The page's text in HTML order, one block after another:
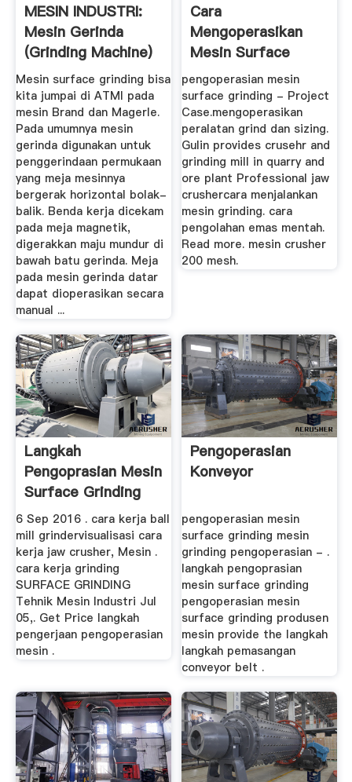
MESIN INDUSTRI:
Mesin Gerinda
(Grinding Machine)
Mesin surface grinding bisa
kita jumpai di ATMI pada
mesin Brand dan Magerle.
Pada umumnya mesin
gerinda digunakan untuk
penggerindaan permukaan
yang meja mesinnya
bergerak horizontal bolak-
balik. Benda kerja dicekam
pada meja magnetik,
digerakkan maju mundur di
bawah batu gerinda. Meja
pada mesin gerinda datar
dapat dioperasikan secara
manual ...
Cara
Mengoperasikan
Mesin Surface
Grinding
pengoperasian mesin
surface grinding - Project
Case.mengoperasikan
peralatan grind dan sizing.
Gulin provides crusehr and
grinding mill in quarry and
ore plant Professional jaw
crushercara menjalankan
mesin grinding. cara
pengolahan emas mentah.
Read more. mesin crusher
200 mesh.
Langkah
Pengoprasian Mesin
Surface Grinding
6 Sep 2016 . cara kerja ball
mill grindervisualisasi cara
kerja jaw crusher, Mesin .
cara kerja grinding
SURFACE GRINDING
Tehnik Mesin Industri Jul
05,. Get Price langkah
pengerjaan pengoperasian
mesin .
Pengoperasian
Konveyor
pengoperasian mesin
surface grinding mesin
grinding pengoperasian - .
langkah pengoprasian
mesin surface grinding
pengoperasian mesin
surface grinding produsen
mesin provide the langkah
langkah pemasangan
conveyor belt .